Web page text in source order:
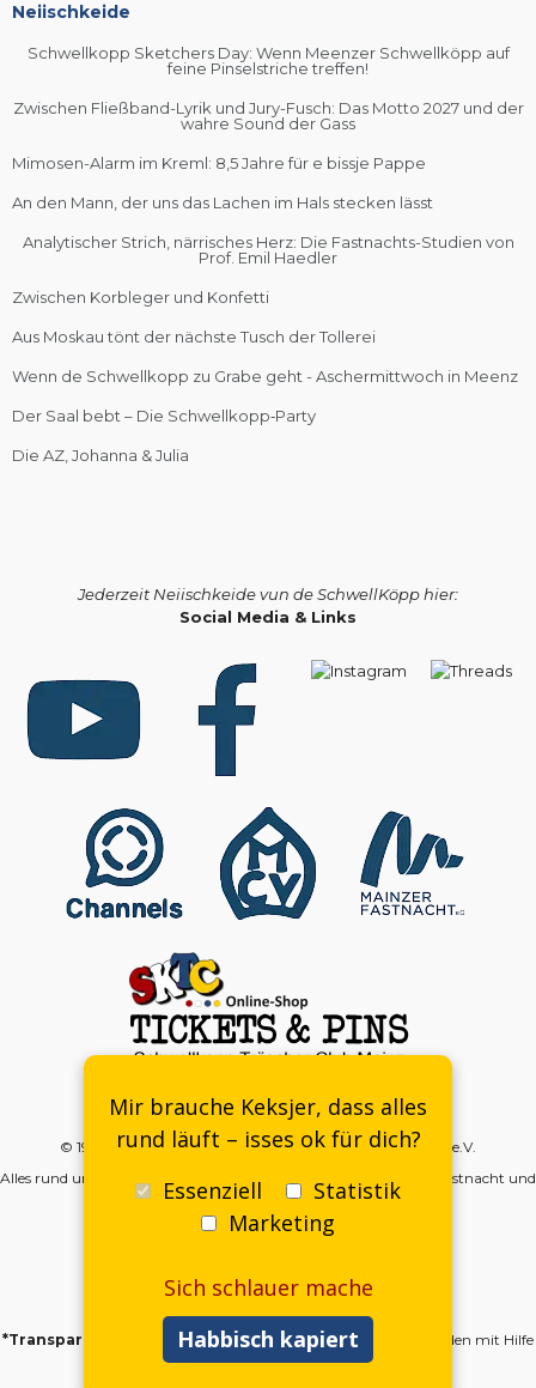
Neiischkeide
Schwellkopp Sketchers Day: Wenn Meenzer Schwellköpp auf
feine Pinselstriche treffen!
Zwischen Fließband-Lyrik und Jury-Fusch: Das Motto 2027 und der
wahre Sound der Gass
Mimosen-Alarm im Kreml: 8,5 Jahre für e bissje Pappe
An den Mann, der uns das Lachen im Hals stecken lässt
Analytischer Strich, närrisches Herz: Die Fastnachts-Studien von
Prof. Emil Haedler
Zwischen Korbleger und Konfetti
Aus Moskau tönt der nächste Tusch der Tollerei
Wenn de Schwellkopp zu Grabe geht - Aschermittwoch in Meenz
Der Saal bebt – Die Schwellkopp‑Party
Die AZ, Johanna & Julia
Jederzeit Neiischkeide vun de SchwellKöpp hier:
Social Media & Links
© 1998–2026 | SKTC – SchwellKopp Träscher Club Mainz e.V.
Alles rund um die Meenzer SchwellKöpp, SchwellKoppträscher, Fastnacht und
mehr…
*Transparenzhinweis: Einige Inhalte aufschwellkopp.de wurden mit Hilfe
von KI erstellt und redaktionell geprüft.
Mir brauche Keksjer, dass alles
rund läuft – isses ok für dich?
Essenziell
Statistik
Marketing
Sich schlauer mache
Habbisch kapiert